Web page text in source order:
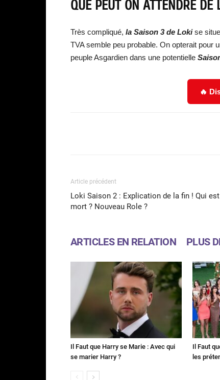
QUE PEUT ON ATTENDRE DE
Très compliqué, la Saison 3 de Lokise
TVA semble peu probable. On opterait pour
peuple Asgardien dans une potentielle
🔥
Article précédent
Loki Saison 2 : Explication de la fin ! Qui est
mort ? Nouveau Role ?
ARTICLES EN RELATION PLUS
Il Faut que Harry se Marie : Avec qui
se marier Harry ?
Il Faut
les